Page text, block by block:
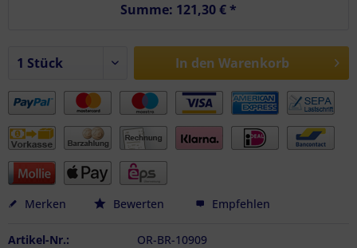
Summe: 121,30 €*
In den Warenkorb
Merken Bewerten Empfehlen
Artikel-Nr.:
OR-BR-10909